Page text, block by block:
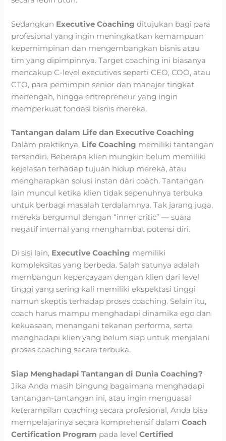
Sedangkan Executive Coaching ditujukan bagi para
profesional yang ingin meningkatkan kemampuan
kepemimpinan dan mengembangkan bisnis atau
tim yang dipimpinnya. Target coaching ini biasanya
mencakup C-level executives seperti CEO, COO, atau
CTO, para pemimpin senior dan manajer tingkat
menengah, hingga entrepreneur yang ingin
memperkuat fondasi bisnis mereka.
Tantangan dalam Life dan Executive Coaching
Dalam praktiknya, Life Coaching memiliki tantangan
tersendiri. Beberapa klien mungkin belum memiliki
kejelasan terhadap tujuan hidup mereka, atau
mengharapkan solusi instan dari coach. Tantangan
lain muncul ketika klien tidak sepenuhnya terbuka
untuk berbagi masalah terdalamnya. Tak jarang juga,
mereka bergumul dengan “inner critic” — suara
negatif internal yang menghambat potensi diri.
Di sisi lain, Executive Coaching memiliki
kompleksitas yang berbeda. Salah satunya adalah
membangun kepercayaan dengan klien dari level
tinggi yang sering kali memiliki ekspektasi tinggi
namun skeptis terhadap proses coaching. Selain itu,
coach harus mampu menghadapi dinamika ego dan
kekuasaan, menangani tekanan performa, serta
menghadapi klien yang belum siap untuk menjalani
proses coaching secara terbuka.
Siap Menghadapi Tantangan di Dunia Coaching?
Jika Anda masih bingung bagaimana menghadapi
tantangan-tantangan ini, atau ingin menguasai
keterampilan coaching secara profesional, Anda bisa
mempelajarinya secara komprehensif dalamCoach
Certification Program pada levelCertified